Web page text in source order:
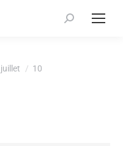
Recherche
juillet 10